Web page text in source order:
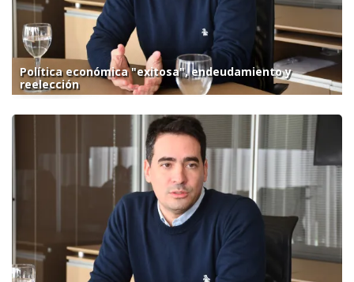
Política económica "exitosa", endeudamiento y
reelección